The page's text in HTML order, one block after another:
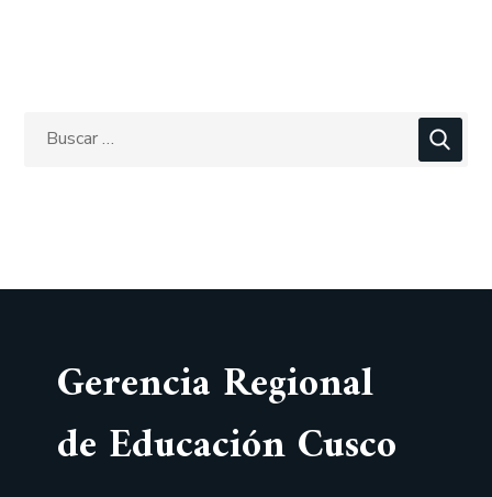
Gerencia Regional
de Educación Cusco